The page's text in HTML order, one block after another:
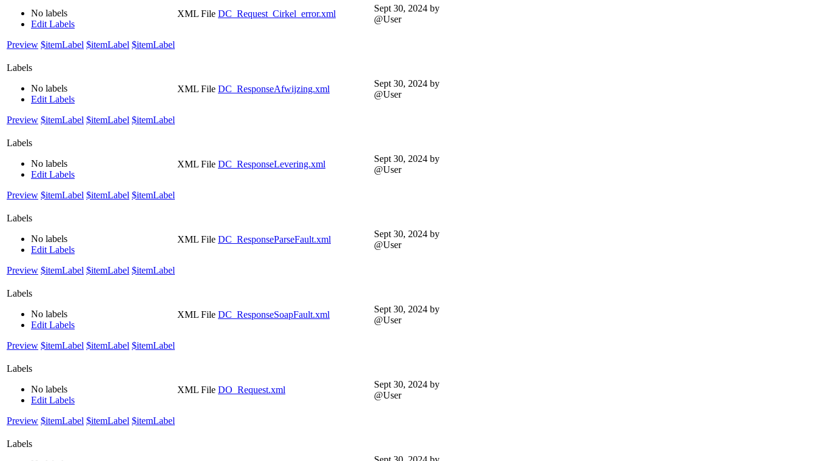
No labels
Edit Labels
Preview $itemLabel $itemLabel $itemLabel
XML File DC_Request_Cirkel_error.xml
Sept 30, 2024 by
@User
Labels
No labels
Edit Labels
Preview $itemLabel $itemLabel $itemLabel
XML File DC_ResponseAfwijzing.xml
Sept 30, 2024 by
@User
Labels
No labels
Edit Labels
Preview $itemLabel $itemLabel $itemLabel
XML File DC_ResponseLevering.xml
Sept 30, 2024 by
@User
Labels
No labels
Edit Labels
Preview $itemLabel $itemLabel $itemLabel
XML File DC_ResponseParseFault.xml
Sept 30, 2024 by
@User
Labels
No labels
Edit Labels
Preview $itemLabel $itemLabel $itemLabel
XML File DC_ResponseSoapFault.xml
Sept 30, 2024 by
@User
Labels
No labels
Edit Labels
Preview $itemLabel $itemLabel $itemLabel
XML File DO_Request.xml
Sept 30, 2024 by
@User
Labels